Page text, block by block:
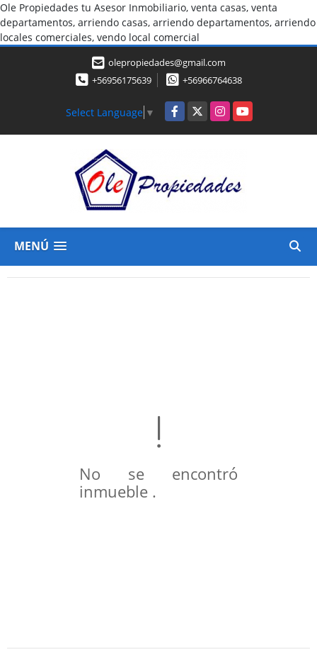
Ole Propiedades tu Asesor Inmobiliario, venta casas, venta
departamentos, arriendo casas, arriendo departamentos, arriendo
locales comerciales, vendo local comercial
olepropiedades@gmail.com
+56956175639
+56966764638
Select Language ▼ Facebook
X InstagramYouTube
MENÚ
No se encontró
inmueble .